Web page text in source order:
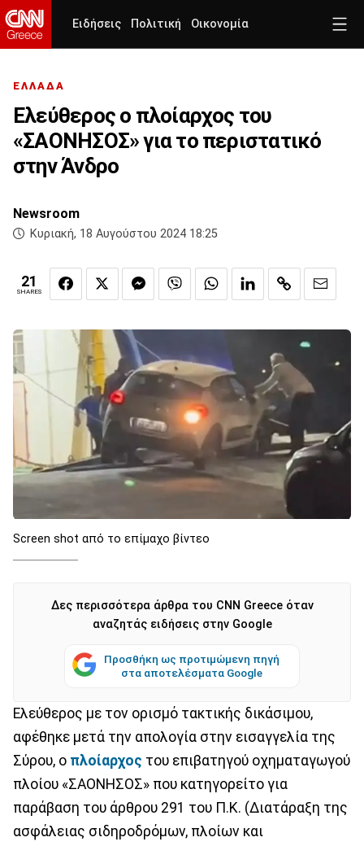
Ειδήσεις Πολιτική Οικονομία
ΕΛΛΑΔΑ
Ελεύθερος ο πλοίαρχος του
«ΣΑΟΝΗΣΟΣ» για το περιστατικό
στην Άνδρο
Newsroom
Κυριακή, 18 Αυγούστου 2024 18:25
21
SHARES
Screen shot από το επίμαχο βίντεο
Δες περισσότερα άρθρα του CNN Greece όταν
αναζητάς ειδήσεις στην Google
Προσθήκη ως προτιμώμενη πηγή
στα αποτελέσματα Google
Ελεύθερος με τον ορισμό τακτικής δικάσιμου,
αφέθηκε μετά την απολογία στην εισαγγελία της
Σύρου, ο πλοίαρχος του επιβατηγού οχηματαγωγού
πλοίου «ΣΑΟΝΗΣΟΣ» που κατηγορείτο για
παράβαση του άρθρου 291 του Π.Κ. (Διατάραξη της
ασφάλειας σιδηροδρόμων, πλοίων και